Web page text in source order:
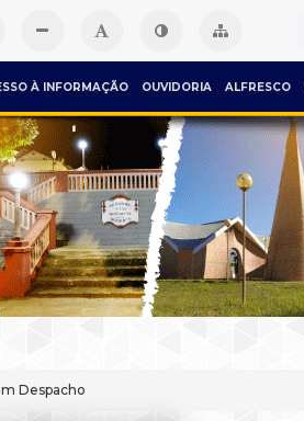
À INFORMAÇÃO OUVIDORIA ALFRESCO
Despacho